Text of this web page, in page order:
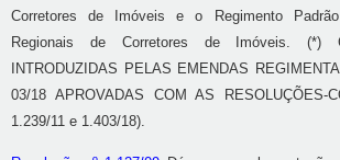
Corretores de Imóveis e o Regimento
Regionais de Corretores de Imóveis. (*)
INTRODUZIDAS PELAS EMENDAS
03/18 APROVADAS COM AS RESOLUÇÕES-
1.239/11 e 1.403/18).